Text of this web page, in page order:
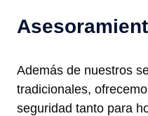
Además de nuestros
tradicionales,
seguridad tanto para